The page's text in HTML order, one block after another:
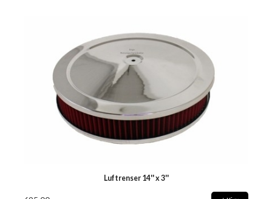
Luftrenser 14'' x 3''